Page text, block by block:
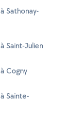
Sathonay-
Saint-Julien
Cogny
Sainte-